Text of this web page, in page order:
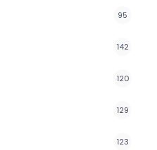
95
142
120
129
123